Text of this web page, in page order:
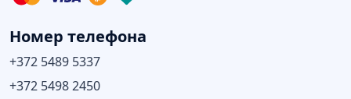
Номер телефона
+372 5489 5337
+372 5498 2450